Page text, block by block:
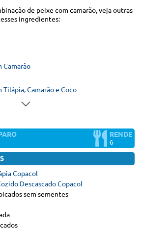
de peixe com camarão, veja outras
ingredientes:
Camarão
Tilápia, Camarão e Coco
RENDE
6
Copacol
Descascado Copacol
sem sementes